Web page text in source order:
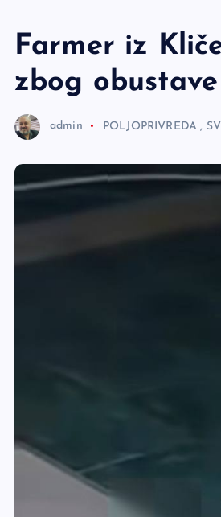
Farmer iz
zbog
admin POLJOPRIVREDA ,